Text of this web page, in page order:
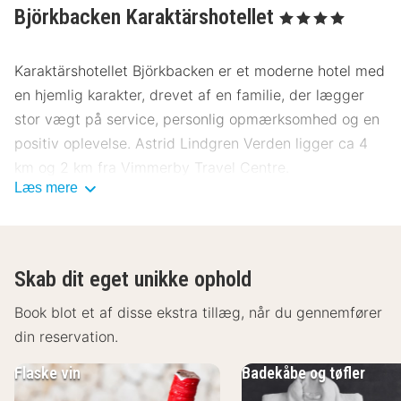
Björkbacken Karaktärshotellet , 4 Stjerner
Karaktärshotellet Björkbacken er et moderne hotel med
en hjemlig karakter, drevet af en familie, der lægger
stor vægt på service, personlig opmærksomhed og en
positiv oplevelse. Astrid Lindgren Verden ligger ca 4
km og 2 km fra Vimmerby Travel Centre.
der herskede, da Astrid voksede op i Vimmerby. Birch
Karaktärshotell Hotells unikke profil er en værdsat
Björkbackens Restaurang serverer alt fra dejlige
børnebuffeter til dagens rett og à la carte. Køkkenet er
Læs mere
Skab dit eget unikke ophold
Book blot et af disse ekstra tillæg, når du gennemfører
din reservation.
Flaske vin Badekåbe og tøfler